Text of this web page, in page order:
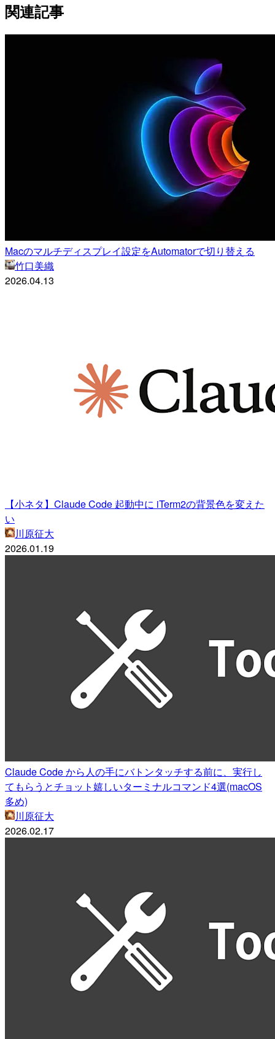
関連記事
Macのマルチディスプレイ設定をAutomatorで切り替える
竹口美織
2026.04.13
【小ネタ】Claude Code 起動中に iTerm2の背景色を変えた
い
川原征大
2026.01.19
Claude Code から人の手にバトンタッチする前に、実行し
てもらうとチョット嬉しいターミナルコマンド4選(macOS
多め)
川原征大
2026.02.17